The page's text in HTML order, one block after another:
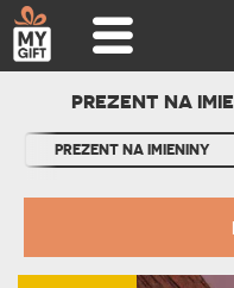
PREZENT NA
PREZENT NA IMIENINY